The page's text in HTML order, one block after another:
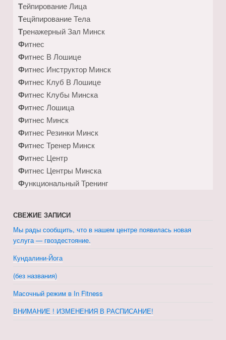
Тейпирование Лица
Тецйпирование Тела
Тренажерный Зал Минск
Фитнес
Фитнес В Лошице
Фитнес Инструктор Минск
Фитнес Клуб В Лошице
Фитнес Клубы Минска
Фитнес Лошица
Фитнес Минск
Фитнес Резинки Минск
Фитнес Тренер Минск
Фитнес Центр
Фитнес Центры Минска
Функциональный Тренинг
СВЕЖИЕ ЗАПИСИ
Мы рады сообщить, что в нашем центре появилась новая
услуга — гвоздестояние.
Кундалини-Йога
(без названия)
Масочный режим в In Fitness
ВНИМАНИЕ ! ИЗМЕНЕНИЯ В РАСПИСАНИЕ!